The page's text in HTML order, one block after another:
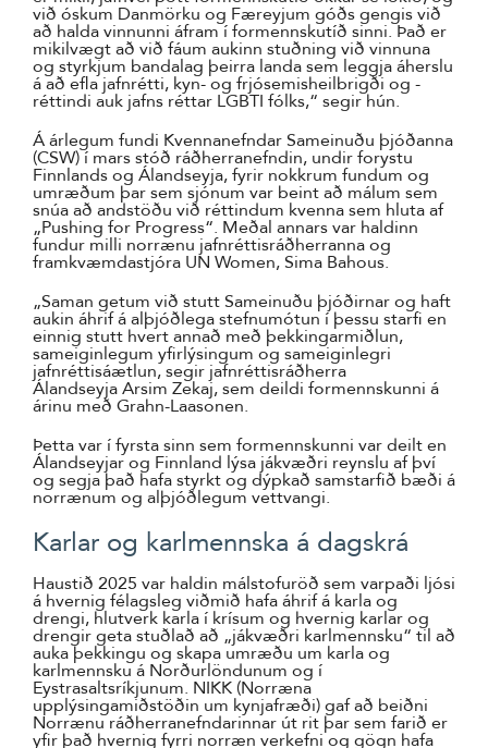
við óskum Danmörku og Færeyjum góðs gengis við
að halda vinnunni áfram í formennskutíð sinni. Það er
mikilvægt að við fáum aukinn stuðning við vinnuna
og styrkjum bandalag þeirra landa sem leggja áherslu
á að efla jafnrétti, kyn- og frjósemisheilbrigði og -
réttindi auk jafns réttar LGBTI fólks,“ segir hún.
Á árlegum fundi Kvennanefndar Sameinuðu þjóðanna
(CSW) í mars stóð ráðherranefndin, undir forystu
Finnlands og Álandseyja, fyrir nokkrum fundum og
umræðum þar sem sjónum var beint að málum sem
snúa að andstöðu við réttindum kvenna sem hluta af
„Pushing for Progress“. Meðal annars var haldinn
fundur milli norrænu jafnréttisráðherranna og
framkvæmdastjóra UN Women, Sima Bahous.
„Saman getum við stutt Sameinuðu þjóðirnar og haft
aukin áhrif á alþjóðlega stefnumótun í þessu starfi en
einnig stutt hvert annað með þekkingarmiðlun,
sameiginlegum yfirlýsingum og sameiginlegri
jafnréttisáætlun, segir jafnréttisráðherra
Álandseyja Arsim Zekaj, sem deildi formennskunni á
árinu með Grahn-Laasonen.
Þetta var í fyrsta sinn sem formennskunni var deilt en
Álandseyjar og Finnland lýsa jákvæðri reynslu af því
og segja það hafa styrkt og dýpkað samstarfið bæði á
norrænum og alþjóðlegum vettvangi.
Karlar og karlmennska á dagskrá
Haustið 2025 var haldin málstofuröð sem varpaði ljósi
á hvernig félagsleg viðmið hafa áhrif á karla og
drengi, hlutverk karla í krísum og hvernig karlar og
drengir geta stuðlað að „jákvæðri karlmennsku“ til að
auka þekkingu og skapa umræðu um karla og
karlmennsku á Norðurlöndunum og í
Eystrasaltsríkjunum. NIKK (Norræna
upplýsingamiðstöðin um kynjafræði) gaf að beiðni
Norrænu ráðherranefndarinnar út rit þar sem farið er
yfir það hvernig fyrri norræn verkefni og gögn hafa